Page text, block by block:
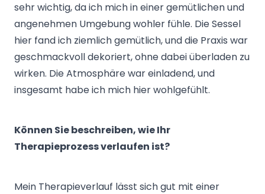
sehr wichtig, da ich mich in einer gemütlichen und
angenehmen Umgebung wohler fühle. Die Sessel
hier fand ich ziemlich gemütlich, und die Praxis war
geschmackvoll dekoriert, ohne dabei überladen zu
wirken. Die Atmosphäre war einladend, und
insgesamt habe ich mich hier wohlgefühlt.
Können Sie beschreiben, wie Ihr
Therapieprozess verlaufen ist?
Mein Therapieverlauf lässt sich gut mit einer